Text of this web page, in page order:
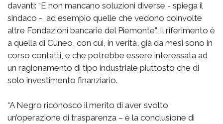
davanti: “E non mancano soluzioni diverse - spiega il
sindaco - ad esempio quelle che vedono coinvolte
altre Fondazioni bancarie del Piemonte”. Il riferimento è
a quella di Cuneo, con cui, in verità, già da mesi sono in
corso contatti, e che potrebbe essere interessata ad
un ragionamento di tipo industriale piuttosto che di
solo investimento finanziario.
“A Negro riconosco il merito di aver svolto
un’operazione di trasparenza – è la conclusione di